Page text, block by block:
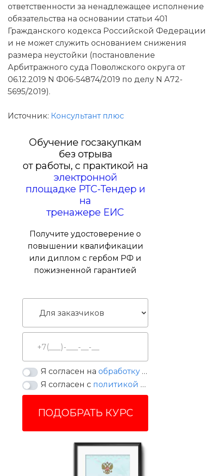
ответственности за ненадлежащее исполнение
обязательства на основании статьи 401
Гражданского кодекса Российской Федерации
и не может служить основанием снижения
размера неустойки (постановление
Арбитражного суда Поволжского округа от
06.12.2019 N Ф06-54874/2019 по делу N А72-
5695/2019).
Источник: Консультант плюс
Обучение госзакупкам
без отрыва
от работы, с практикой на
электронной
площадке РТС-Тендер и
на
тренажере ЕИС
Получите удостоверение о
повышении квалификации
или диплом с гербом РФ и
пожизненной гарантией
Я согласен на обработку персональных данных
Я согласен с политикой конфиденциальности